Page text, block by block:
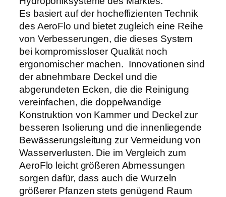
€
e
n
g
e
Es basiert auf der hocheffizienten Technik
des AeroFlo und bietet zugleich eine Reihe
von Verbesserungen, die dieses System
bei kompromissloser Qualität noch
ergonomischer machen. Innovationen sind
der abnehmbare Deckel und die
abgerundeten Ecken, die die Reinigung
vereinfachen, die doppelwandige
Konstruktion von Kammer und Deckel zur
besseren Isolierung und die innenliegende
Bewässerungsleitung zur Vermeidung von
Wasserverlusten. Die im Vergleich zum
AeroFlo leicht größeren Abmessungen
sorgen dafür, dass auch die Wurzeln
größerer Pfanzen stets genügend Raum